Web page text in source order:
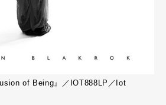
of Being』／IOT888LP／Iot